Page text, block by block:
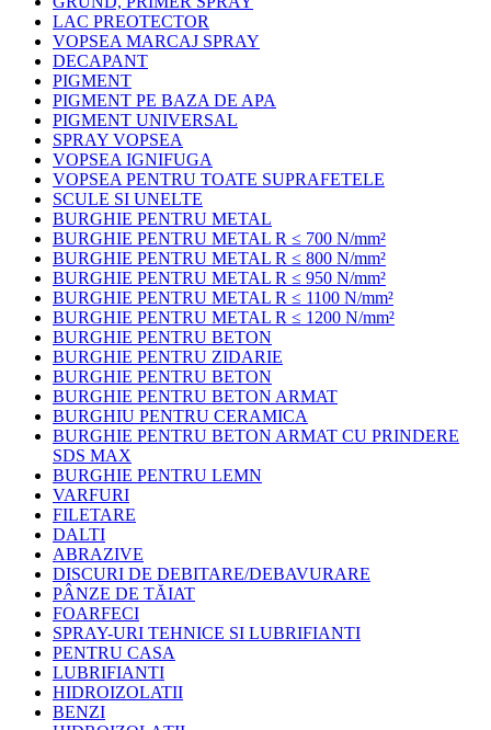
LAC PREOTECTOR
VOPSEA MARCAJ SPRAY
DECAPANT
PIGMENT
PIGMENT PE BAZA DE APA
PIGMENT UNIVERSAL
SPRAY VOPSEA
VOPSEA IGNIFUGA
VOPSEA PENTRU TOATE SUPRAFETELE
SCULE SI UNELTE
BURGHIE PENTRU METAL
BURGHIE PENTRU METAL R ≤ 700 N/mm²
BURGHIE PENTRU METAL R ≤ 800 N/mm²
BURGHIE PENTRU METAL R ≤ 950 N/mm²
BURGHIE PENTRU METAL R ≤ 1100 N/mm²
BURGHIE PENTRU METAL R ≤ 1200 N/mm²
BURGHIE PENTRU BETON
BURGHIE PENTRU ZIDARIE
BURGHIE PENTRU BETON
BURGHIE PENTRU BETON ARMAT
BURGHIU PENTRU CERAMICA
BURGHIE PENTRU BETON ARMAT CU PRINDERE
SDS MAX
BURGHIE PENTRU LEMN
VARFURI
FILETARE
DALTI
ABRAZIVE
DISCURI DE DEBITARE/DEBAVURARE
PÂNZE DE TĂIAT
FOARFECI
SPRAY-URI TEHNICE SI LUBRIFIANTI
PENTRU CASA
LUBRIFIANTI
HIDROIZOLATII
BENZI